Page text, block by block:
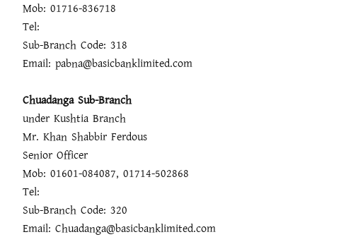
Mob: 01716-836718
Tel:
Sub-Branch Code: 318
Email: pabna@basicbanklimited.com
Chuadanga Sub-Branch
under Kushtia Branch
Mr. Khan Shabbir Ferdous
Senior Officer
Mob: 01601-084087, 01714-502868
Tel:
Sub-Branch Code: 320
Email: Chuadanga@basicbanklimited.com